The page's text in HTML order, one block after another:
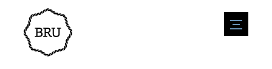
menu
Agenda
Evenement aanmelden